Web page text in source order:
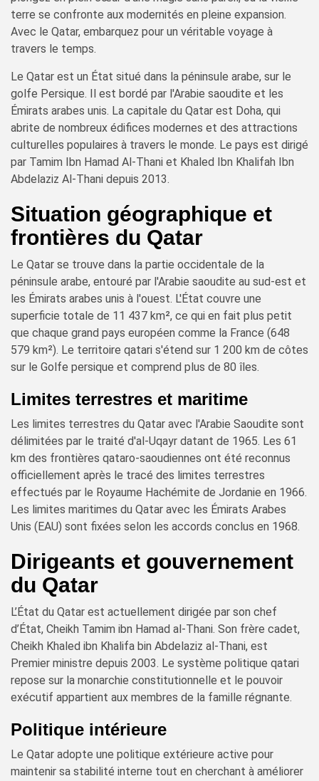
terre se confronte aux modernités en pleine expansion.
Avec le Qatar, embarquez pour un véritable voyage à
travers le temps.
Le Qatar est un État situé dans la péninsule arabe, sur le
golfe Persique. Il est bordé par l'Arabie saoudite et les
Émirats arabes unis. La capitale du Qatar est Doha, qui
abrite de nombreux édifices modernes et des attractions
culturelles populaires à travers le monde. Le pays est dirigé
par Tamim Ibn Hamad Al-Thani et Khaled Ibn Khalifah Ibn
Abdelaziz Al-Thani depuis 2013.
Situation géographique et
frontières du Qatar
Le Qatar se trouve dans la partie occidentale de la
péninsule arabe, entouré par l'Arabie saoudite au sud-est et
les Émirats arabes unis à l'ouest. L'État couvre une
superficie totale de 11 437 km², ce qui en fait plus petit
que chaque grand pays européen comme la France (648
579 km²). Le territoire qatari s'étend sur 1 200 km de côtes
sur le Golfe persique et comprend plus de 80 îles.
Limites terrestres et maritime
Les limites terrestres du Qatar avec l'Arabie Saoudite sont
délimitées par le traité d'al-Uqayr datant de 1965. Les 61
km des frontières qataro-saoudiennes ont été reconnus
officiellement après le tracé des limites terrestres
effectués par le Royaume Hachémite de Jordanie en 1966.
Les limites maritimes du Qatar avec les Émirats Arabes
Unis (EAU) sont fixées selon les accords conclus en 1968.
Dirigeants et gouvernement
du Qatar
L’État du Qatar est actuellement dirigée par son chef
d’État, Cheikh Tamim ibn Hamad al-Thani. Son frère cadet,
Cheikh Khaled ibn Khalifa bin Abdelaziz al-Thani, est
Premier ministre depuis 2003. Le système politique qatari
repose sur la monarchie constitutionnelle et le pouvoir
exécutif appartient aux membres de la famille régnante.
Politique intérieure
Le Qatar adopte une politique extérieure active pour
maintenir sa stabilité interne tout en cherchant à améliorer